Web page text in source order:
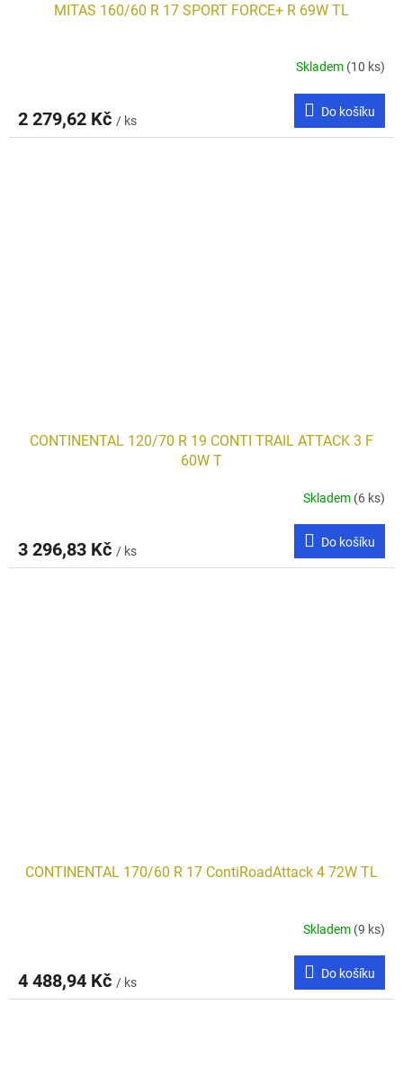
MITAS 160/60 R 17 SPORT FORCE+ R 69W TL
Skladem (10 ks)
2 279,62 Kč / ks
Do košíku
CONTINENTAL 120/70 R 19 CONTI TRAIL ATTACK 3 F
60W T
Skladem (6 ks)
3 296,83 Kč / ks
Do košíku
CONTINENTAL 170/60 R 17 ContiRoadAttack 4 72W TL
Skladem (9 ks)
4 488,94 Kč / ks
Do košíku